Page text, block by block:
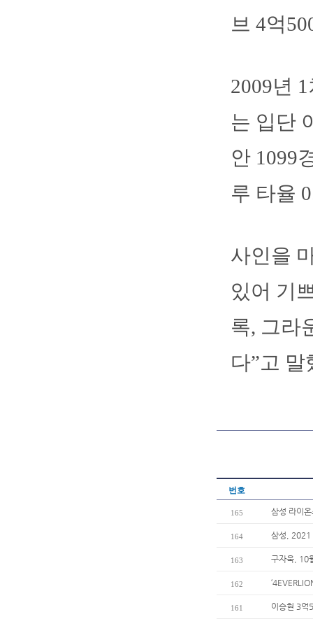
브 4억
2009년
는 입단
안 1099
루 타율
사인을
있어 기
록, 그라
다”고 말
번호
165 삼성 라이
164 삼성, 2021
163 구자욱, 10
162
161 이승현 3억